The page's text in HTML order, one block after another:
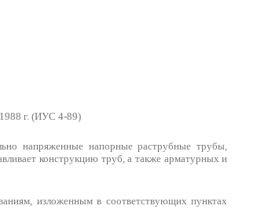
г. (ИУС 4-89)
напряженные напорные раструбные трубы,
конструкцию труб, а также арматурных и
изложенным в соответствующих пунктах